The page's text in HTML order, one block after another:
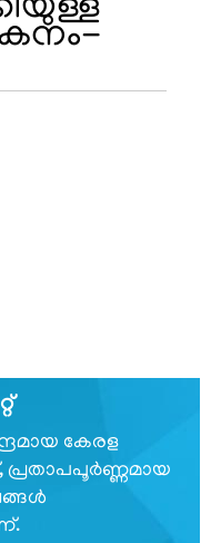
കേരള
പ്രതാപപൂര്‍ണ്ണമായ